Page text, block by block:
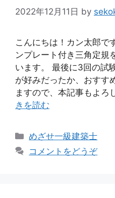
2022年12月11日 by
こんにちは！カン太郎で
ンプレート付き三角定規
います。 最後に3回の試
が好みだったか、おすす
ますので、本記事もよろ
きを読む
カ
めざせ一級建築士
コメントをどうぞ